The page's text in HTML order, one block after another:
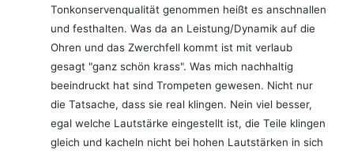
Tonkonservenqualität genommen heißt es anschnallen
und festhalten. Was da an Leistung/Dynamik auf die
Ohren und das Zwerchfell kommt ist mit verlaub
gesagt "ganz schön krass". Was mich nachhaltig
beeindruckt hat sind Trompeten gewesen. Nicht nur
die Tatsache, dass sie real klingen. Nein viel besser,
egal welche Lautstärke eingestellt ist, die Teile klingen
gleich und kacheln nicht bei hohen Lautstärken in sich